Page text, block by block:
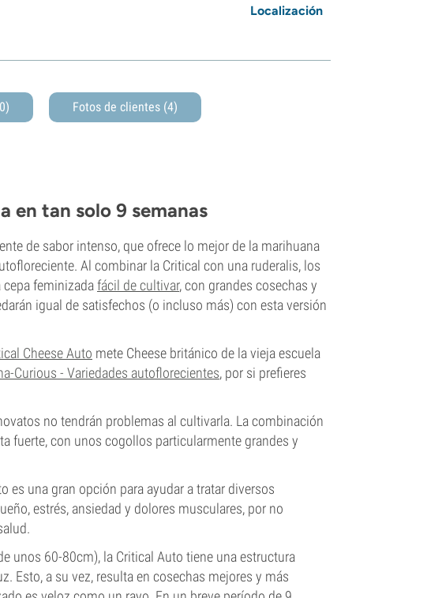
Localización
Fotos de clientes (4)
en tan solo 9 semanas
de sabor intenso, que ofrece lo mejor de la marihuana
Al combinar la Critical con una ruderalis, los
feminizadafácil de cultivar, con grandes cosechas y
igual de satisfechos (o incluso más) con esta versión
Cheese Auto mete Cheese británico de la vieja escuela
Curious - Variedades autoflorecientes, por si prefieres
no tendrán problemas al cultivarla. La combinación
fuerte, con unos cogollos particularmente grandes y
es una gran opción para ayudar a tratar diversos
estrés, ansiedad y dolores musculares, por no
unos 60-80cm), la Critical Auto tiene una estructura
Esto, a su vez, resulta en cosechas mejores y más